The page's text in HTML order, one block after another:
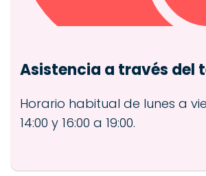
Asistencia a través del
Horario habitual de lunes a
14:00 y 16:00 a 19:00.